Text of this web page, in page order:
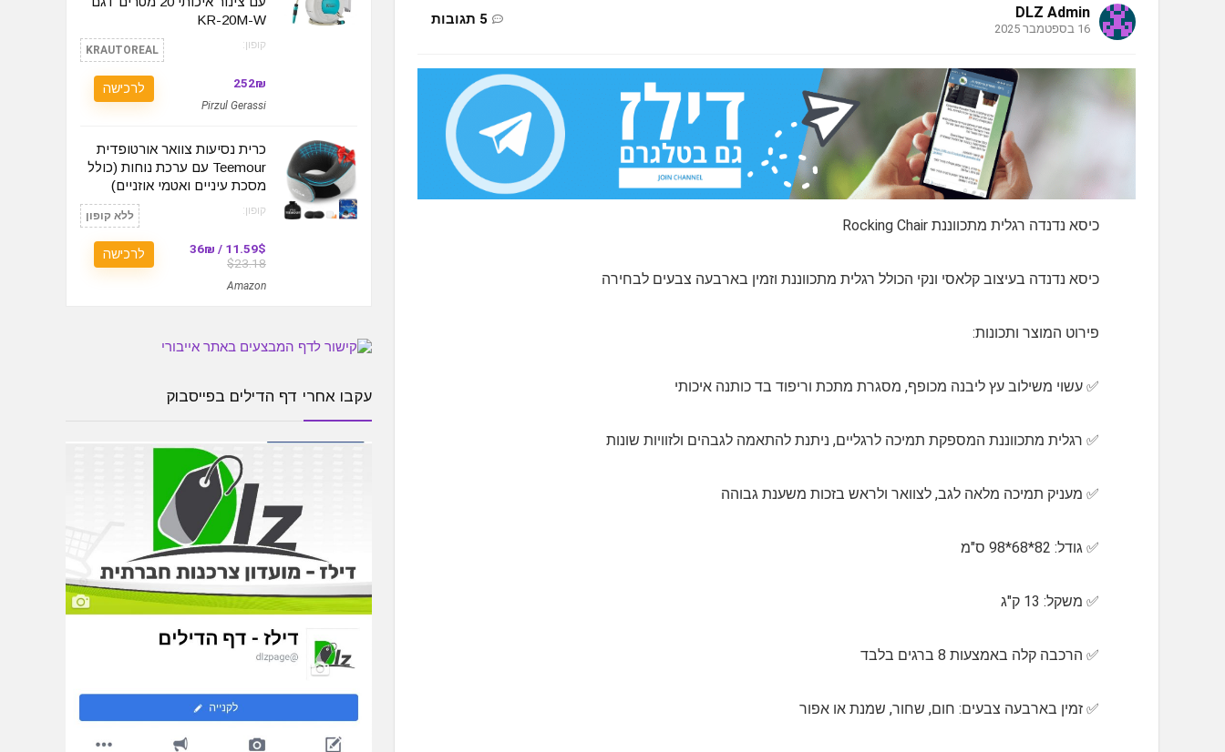
DLZ Admin
16 בספטמבר 2025
5 תגובות
כיסא נדנדה רגלית מתכווננת Rocking Chair
כיסא נדנדה בעיצוב קלאסי ונקי הכולל רגלית מתכווננת וזמין בארבעה צבעים לבחירה
פירוט המוצר ותכונות:
✅️ עשוי משילוב עץ ליבנה מכופף, מסגרת מתכת וריפוד בד כותנה איכותי
✅️ רגלית מתכווננת המספקת תמיכה לרגליים, ניתנת להתאמה לגבהים ולזוויות שונות
✅️ מעניק תמיכה מלאה לגב, לצוואר ולראש בזכות משענת גבוהה
✅️ גודל: 82*68*98 ס"מ
✅️ משקל: 13 ק"ג
✅️ הרכבה קלה באמצעות 8 ברגים בלבד
✅️ זמין בארבעה צבעים: חום, שחור, שמנת או אפור
KR-20M-W
קופון: KRAUTOREAL
252₪
Pirzul Gerassi
לרכישה
כרית נסיעות צוואר אורטופדית
Teemour עם ערכת נוחות (כולל
מסכת עיניים ואטמי אוזניים)
קופון: ללא קופון
11.59$ / 36₪
$23.18
Amazon
לרכישה
עקבו אחרי דף הדילים בפייסבוק